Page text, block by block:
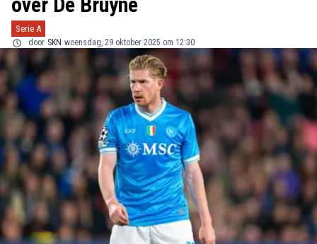
Serie A
door SKN woensdag, 29 oktober 2025 om 12:30